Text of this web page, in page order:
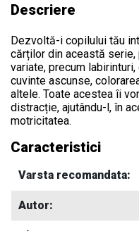
Descriere
Dezvoltă-i copilului tău
cărților din această
variate, precum
cuvinte ascunse,
altele. Toate acestea îi
distracție, ajutându-l, în
motricitatea.
Caracteristici
Varsta recomandata:
Autor: